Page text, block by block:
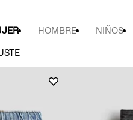
HOMBRE NIÑOS